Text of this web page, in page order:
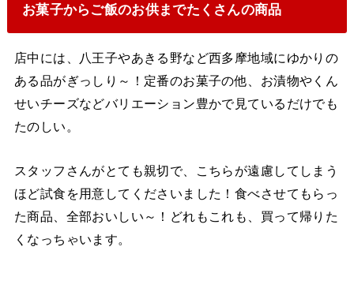
お菓子からご飯のお供までたくさんの商品
店中には、八王子やあきる野など西多摩地域にゆかりの
ある品がぎっしり～！定番のお菓子の他、お漬物やくん
せいチーズなどバリエーション豊かで見ているだけでも
たのしい。
スタッフさんがとても親切で、こちらが遠慮してしまう
ほど試食を用意してくださいました！食べさせてもらっ
た商品、全部おいしい～！どれもこれも、買って帰りた
くなっちゃいます。